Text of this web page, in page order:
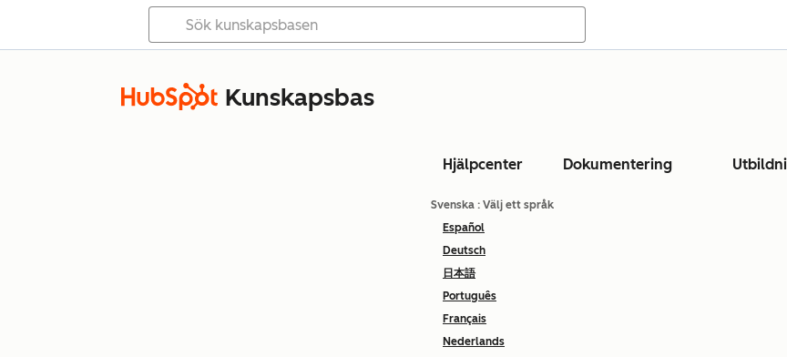
Kunskapsbas
Hjälpcenter Dokumentering
Svenska : Välj ett språk
Español
Deutsch
日本語
Português
Français
Nederlands